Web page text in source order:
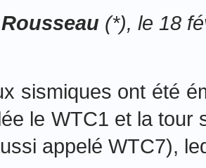
(*), le 18
sismiques ont été
le WTC1 et la tour
appelé WTC7),